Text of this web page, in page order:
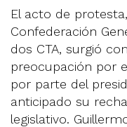
El acto de
Confederación
dos CTA, surgió
preocupación por
por parte del
anticipado su
legislativo.